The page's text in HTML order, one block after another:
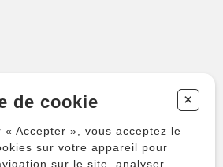
instruments
de cookie +
« Accepter », vous acceptez le
sur votre appareil pour
sur le site, analyser